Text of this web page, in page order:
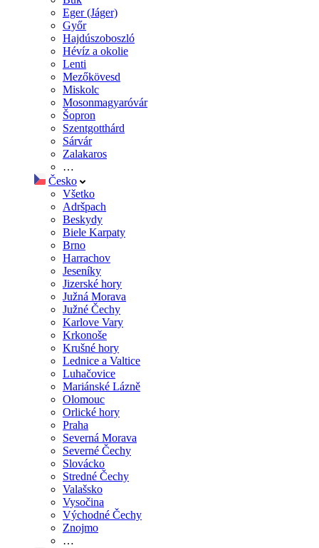
Eger (Jáger)
Győr
Hajdúszoboszló
Hévíz a okolie
Lenti
Mezőkövesd
Miskolc
Mosonmagyaróvár
Šopron
Szentgotthárd
Sárvár
Zalakaros
…
Česko
Všetko
Adršpach
Beskydy
Biele Karpaty
Brno
Harrachov
Jeseníky
Jizerské hory
Južná Morava
Južné Čechy
Karlove Vary
Krkonoše
Krušné hory
Lednice a Valtice
Luhačovice
Mariánské Lázně
Olomouc
Orlické hory
Praha
Severná Morava
Severné Čechy
Slovácko
Stredné Čechy
Valašsko
Vysočina
Východné Čechy
Znojmo
…